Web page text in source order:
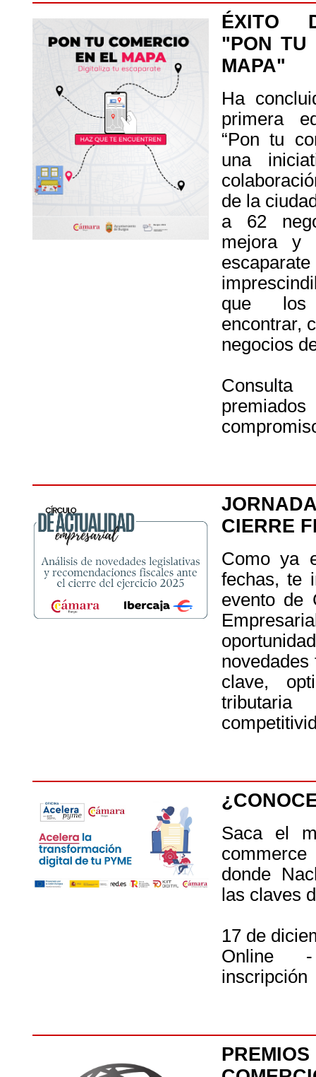
ÉXITO
"PON TU
MAPA"
Ha
primera
“Pon tu
una
de la
a 62
mejora y
que los
encontrar,
negocios
CIERRE
Como ya
fechas, te
evento de
clave,
Saca el
donde
las claves
17 de
Online
inscripción